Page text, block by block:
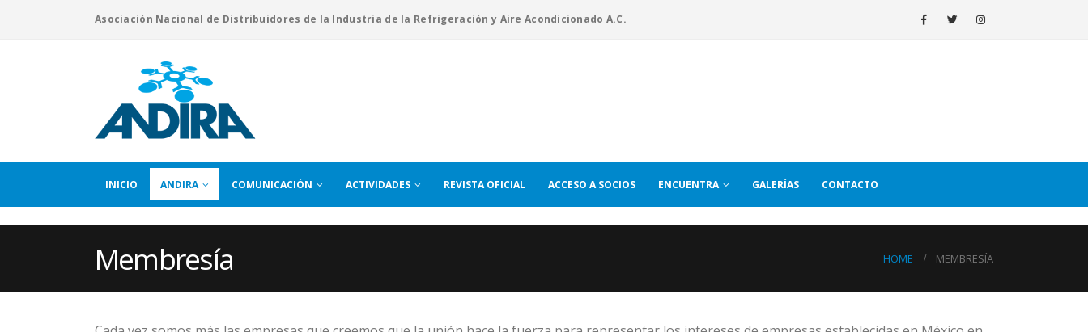
Asociación Nacional de Distribuidores de la Industria de la Refrigeración y Aire Acondicionado A.C.
INICIO ANDIRA COMUNICACIÓN ACTIVIDADES REVISTA OFICIAL ACCESO A SOCIOS ENCUENTRA GALERÍAS CONTACTO
Membresía HOME MEMBRESÍA